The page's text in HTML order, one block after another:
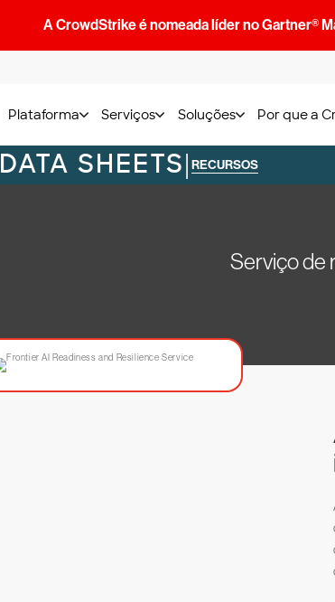
A CrowdStrike é nomeada líder no Gartner®
Plataforma Serviços Soluções Por que a
DATA SHEETS| RECURSOS
Serviço de